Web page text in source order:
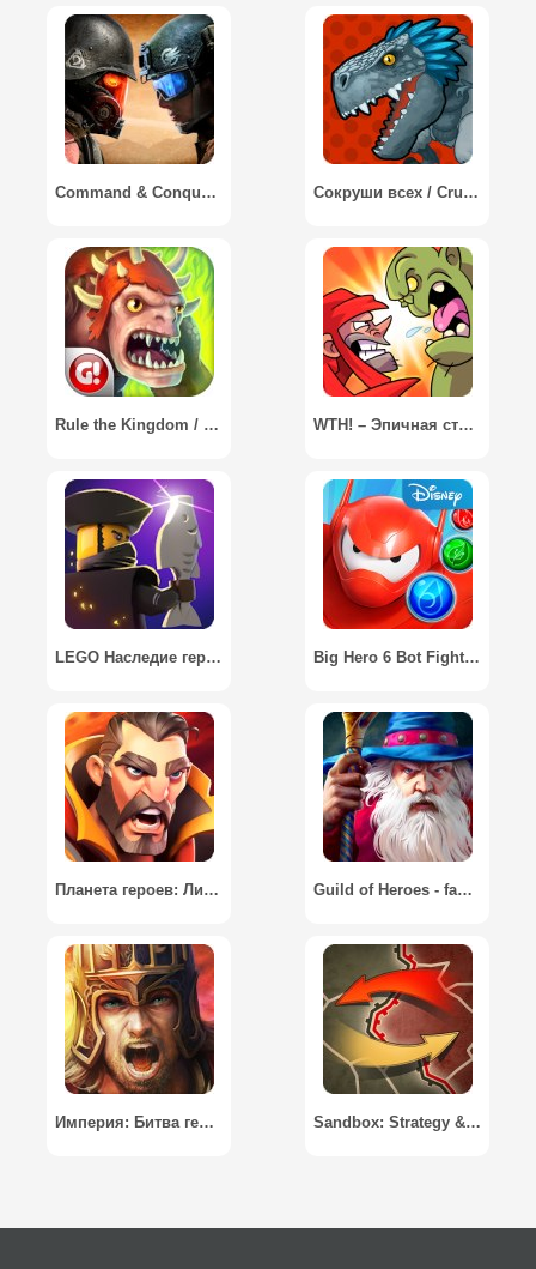
Command & Conquer: Rivals Сокруши всех / Crush Them All
Rule the Kingdom / Империя Героев WTH! – Эпичная стратегия / What The Hen!
LEGO Наследие героев / LEGO Legacy: Heroes Unboxed Big Hero 6 Bot Fight / Город героев: Битва ботов
Планета героев: Лига галактики / Planet of Heroes - Action Moba Guild of Heroes - fantasy RPG / Гильдия Героев - фэнтези РПГ
Империя: Битва героев Sandbox: Strategy & Tactics / ВОВ Финал: Стратегия и Тактика